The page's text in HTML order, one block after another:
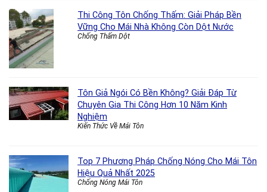
Thi Công Tôn Chống Thấm: Giải Pháp Bền
Vững Cho Mái Nhà Không Còn Dột Nước
Chống Thấm Dột
Tôn Giả Ngói Có Bền Không? Giải Đáp Từ
Chuyên Gia Thi Công Hơn 10 Năm Kinh
Nghiệm
Kiến Thức Về Mái Tôn
Top 7 Phương Pháp Chống Nóng Cho Mái Tôn
Hiệu Quả Nhất 2025
Chống Nóng Mái Tôn